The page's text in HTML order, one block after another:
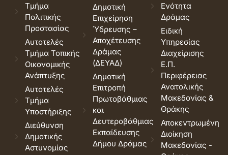
Τμήμα
Πολιτικής
Προστασίας
Αυτοτελές
Τμήμα Τοπικής
Οικονομικής
Ανάπτυξης
Αυτοτελές
Τμήμα
Υποστήριξης
Διεύθυνση
Δημοτικής
Αστυνομίας
Δημοτική
Επιχείρηση
Ύδρευσης –
Αποχέτευσης
Δράμας
(ΔΕΥΑΔ)
Δημοτική
Επιτροπή
Πρωτοβάθμιας
και
Δευτεροβάθμιας
Εκπαίδευσης
Δήμου Δράμας
Ενότητα
Δράμας
Ειδική
Υπηρεσίας
Διαχείρισης
Ε.Π.
Περιφέρειας
Ανατολικής
Μακεδονίας &
Θράκης
Αποκεντρωμένη
Διοίκηση
Μακεδονίας -